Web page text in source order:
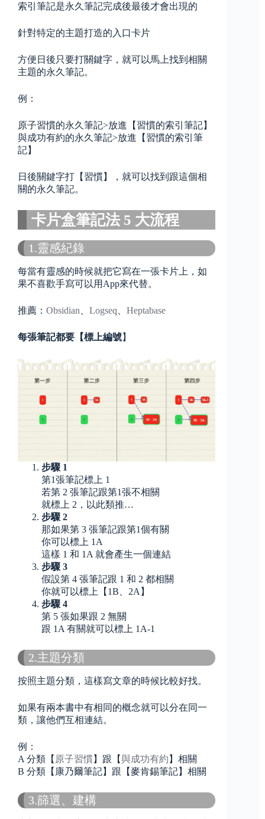
索引筆記是永久筆記完成後最後才會出現的
針對特定的主題打造的入口卡片
方便日後只要打關鍵字，就可以馬上找到相關
主題的永久筆記。
例：
原子習慣的永久筆記>放進【習慣的索引筆記】
與成功有約的永久筆記>放進【習慣的索引筆
記】
日後關鍵字打【習慣】，就可以找到跟這個相
關的永久筆記。
卡片盒筆記法 5 大流程
1.靈感紀錄
每當有靈感的時候就把它寫在一張卡片上，如
果不喜歡手寫可以用App來代替。
推薦： Obsidian Logseq Heptabase
每張筆記都要【標上編號】
步驟 1
第1張筆記標上 1
若第 2 張筆記跟第1張不相關
就標上 2，以此類推…
步驟 2
那如果第 3 張筆記跟第1個有關
你可以標上 1A
這樣 1 和 1A 就會產生一個連結
步驟 3
假設第 4 張筆記跟 1 和 2 都相關
你就可以標上【1B、2A】
步驟 4
第 5 張如果跟 2 無關
跟 1A 有關就可以標上 1A-1
2.主題分類
按照主題分類，這樣寫文章的時候比較好找。
如果有兩本書中有相同的概念就可以分在同一
類，讓他們互相連結。
例：
A 分類【 原子習慣】跟【與成功有約 】相關
B 分類【康乃爾筆記】跟【麥肯錫筆記】相關
3.篩選、建構